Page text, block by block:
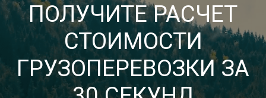
8 (800) 533-86-05
Звонок по России бесплатный
Тарифы
Отзывы
Статьи
ПОЛУЧИТЕ РАСЧЕТ
СТОИМОСТИ
ГРУЗОПЕРЕВОЗКИ ЗА